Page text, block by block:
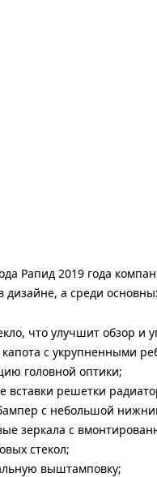
Рапид 2019 года
а среди
что улучшит обзор и
капота с укрупненными
головной оптики;
вставки решетки
с небольшой
зеркала с
стекол;
выштамповку;